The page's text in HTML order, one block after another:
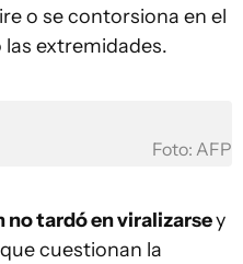
o se contorsiona en el
extremidades.
Foto: AFP
tardó en viralizarsey
cuestionan la